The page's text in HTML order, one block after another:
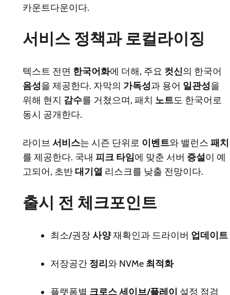
카운트다운이다.
서비스 정책과 로컬라이징
텍스트 전면 한국어화에 더해, 주요 컷신의 한국어
음성을 제공한다. 자막의 가독성과 용어 일관성을
위해 현지 감수를 거쳤으며, 패치 노트도 한국어로
동시 공개한다.
라이브 서비스는 시즌 단위로 이벤트와 밸런스 패치
를 제공한다. 국내 피크 타임에 맞춘 서버 증설이 예
고되어, 초반 대기열 리스크를 낮출 전망이다.
출시 전 체크포인트
최소/권장사양재확인과 드라이버 업데이트
저장공간 정리 와 NVMe 최적화
플랫폼별 크로스 세이브/플레이 설정 점검